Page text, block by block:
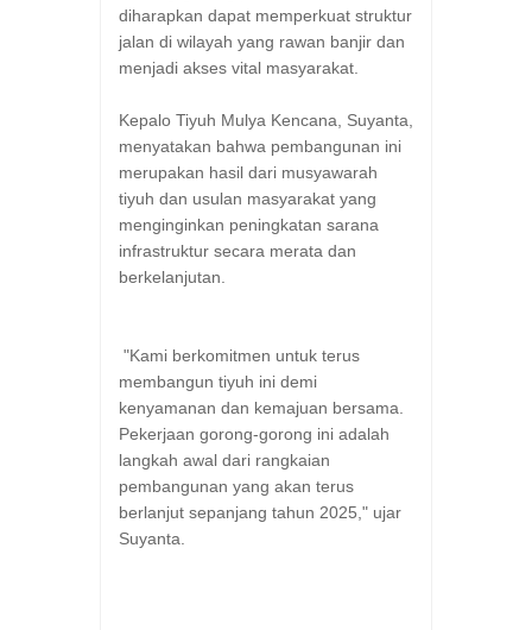
diharapkan dapat memperkuat struktur
jalan di wilayah yang rawan banjir dan
menjadi akses vital masyarakat.
Kepalo Tiyuh Mulya Kencana, Suyanta,
menyatakan bahwa pembangunan ini
merupakan hasil dari musyawarah
tiyuh dan usulan masyarakat yang
menginginkan peningkatan sarana
infrastruktur secara merata dan
berkelanjutan.
"Kami berkomitmen untuk terus
membangun tiyuh ini demi
kenyamanan dan kemajuan bersama.
Pekerjaan gorong-gorong ini adalah
langkah awal dari rangkaian
pembangunan yang akan terus
berlanjut sepanjang tahun 2025," ujar
Suyanta.